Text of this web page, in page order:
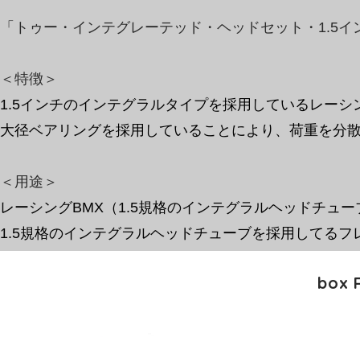
「トゥー・インテグレーテッド・ヘッドセット・1.5イ
＜特徴＞
1.5インチのインテグラルタイプを採用しているレーシ
大径ベアリングを採用していることにより、荷重を分
​＜用途＞
レーシングBMX（1.5規格のインテグラルヘッドチュ
1.5規格のインテグラルヘッドチューブを採用してるフ
box